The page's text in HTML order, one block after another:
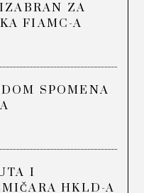
ZA
FIAMC-A
SPOMENA
I
HKLD-A